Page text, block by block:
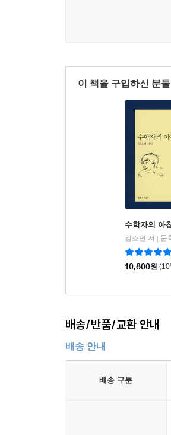
이 책을 구입하신 분
수학자의 아침
김소연 저
문
10,800원
배송/반품/교환 안내
배송 안내
배송 구분